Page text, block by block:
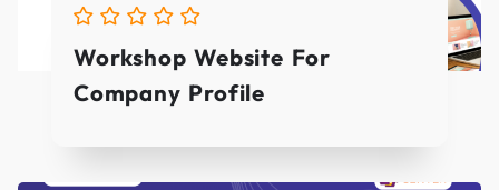
Workshop Website For
Company Profile